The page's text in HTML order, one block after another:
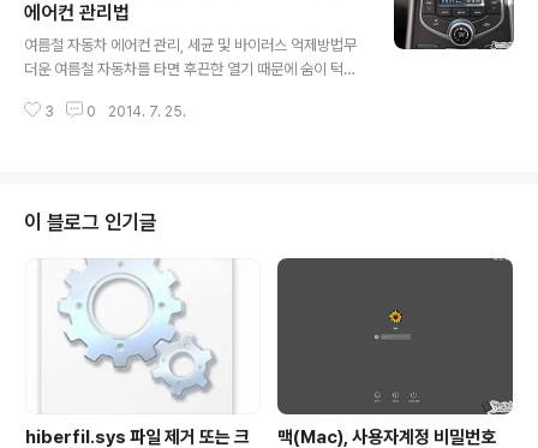
매 중에 있는데 '레인OK SPEED 유리발수코팅' 과 '레인O
K SPEED 초발수(사이드미러용)' 제품이 그것인데요. 갑
작스러운 소나기 등으로 인해 운전시야 확보가 어려운 상
황에서 발군의 성능을 보여주는 것이 특징입니다. 지금부
터 그 후기를 전해드릴게요. 장마철 안전운전, 레인OK 스
에어컨 관리법
여름철 자동차 에어컨 관리, 세균 및 바이러스 억제방법무
더운 여름철 자동차를 타면 후끈한 열기 때문에 숨이 턱하
컨을 켜실 겁니다. 저 또한 마찬가지인데요. 그런데, 요즘처
출되었다 할 수 있을 겁니다. 매연, 배기가스, 세균, 바이러
스 등등의 위험으로부터 가족의 건강을 지키기 위해 어린
자녀를 키우는 분들이라면 특히나 정기적으로 에어컨ㆍ히
터 필터를 교체해주시는 것이 좋은데요. 그렇다면 교환 주
기는? 일반적으로 주행거리 1만km 주행 후 6개월에서 1
년 주기로 교체해주는 것이 좋다고 합..
3 0 2014. 7. 25.
이 블로그 인기글
hiberfil.sys 파일 제거 또는 크
맥(Mac), 사용자계정 비밀번호